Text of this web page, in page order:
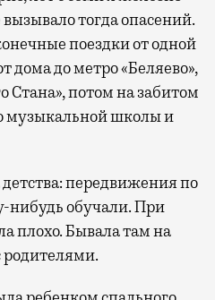
тогда опасений.
поездки от одной
дома до метро «Беляево»,
Стана», потом на забитом
музыкальной школы и
передвижения по
нибудь обучали. При
плохо. Бывала там на
родителями.